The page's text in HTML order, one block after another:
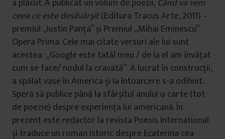
a plăcut. A publicat un volum de poezii, Când va veni
ceea ce este desăvârşit(Editura Tracus Arte, 2011) –
premiul „Iustin Panța” și Premiul „Mihai Eminescu”
Opera Prima. Cele mai citate versuri ale lui sunt
acestea: „Google este tatăl meu / de la el am învăţat
cum se face/ nodul la cravată”. A lucrat în construcții,
a spălat vase în America și la întoarcere s-a odihnit.
Speră să publice până la sfârșitul anului o carte (tot
de poezie) despre experiența lui americană. În
prezent este redactor la revista Poesis International
și traduce un roman istoric despre Ecaterina cea